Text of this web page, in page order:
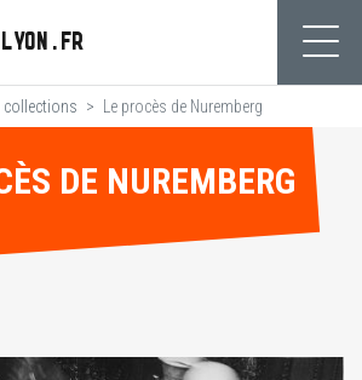
contenu
principal
collections Le procès de Nuremberg
DE NUREMBERG